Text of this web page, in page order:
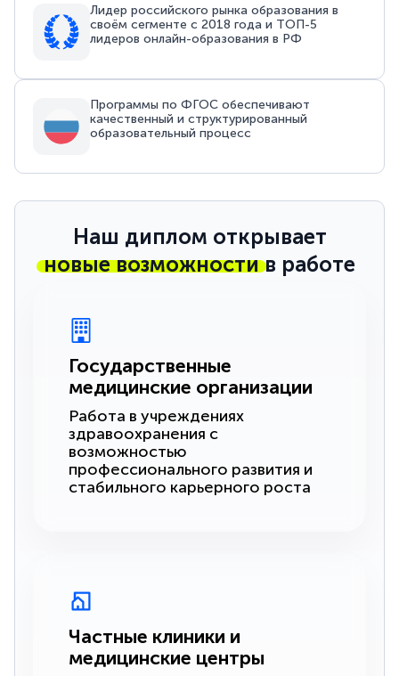
Лидер российского рынка образования в
своём сегменте с 2018 года и ТОП-5
лидеров онлайн-образования в РФ
Программы по ФГОС обеспечивают
качественный и структурированный
образовательный процесс
Наш диплом открывает
новые возможностив работе
Государственные
медицинские организации
Работа в учреждениях
здравоохранения с
возможностью
профессионального развития и
стабильного карьерного роста
Частные клиники и
медицинские центры